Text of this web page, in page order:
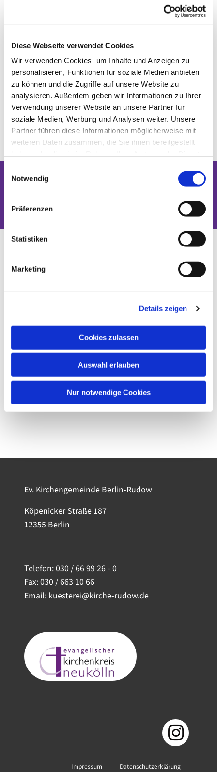
Diese Webseite verwendet Cookies
Wir verwenden Cookies, um Inhalte und Anzeigen zu
personalisieren, Funktionen für soziale Medien anbieten
zu können und die Zugriffe auf unsere Website zu
analysieren. Außerdem geben wir Informationen zu Ihrer
Verwendung unserer Website an unsere Partner für
soziale Medien, Werbung und Analysen weiter. Unsere
Partner führen diese Informationen möglicherweise mit
weiteren Daten zusammen, die Sie ihnen bereitgestellt
Notwendig
Präferenzen
Statistiken
Marketing
Details zeigen
Cookies zulassen
Auswahl erlauben
Nur notwendige Cookies
Ev. Kirchengemeinde Berlin-Rudow
Köpenicker Straße 187
12355 Berlin
Telefon:030 / 66 99 26 - 0
Fax: 030 / 663 10 66
Email: kuesterei@kirche-rudow.de
Impressum Datenschutzerklärung